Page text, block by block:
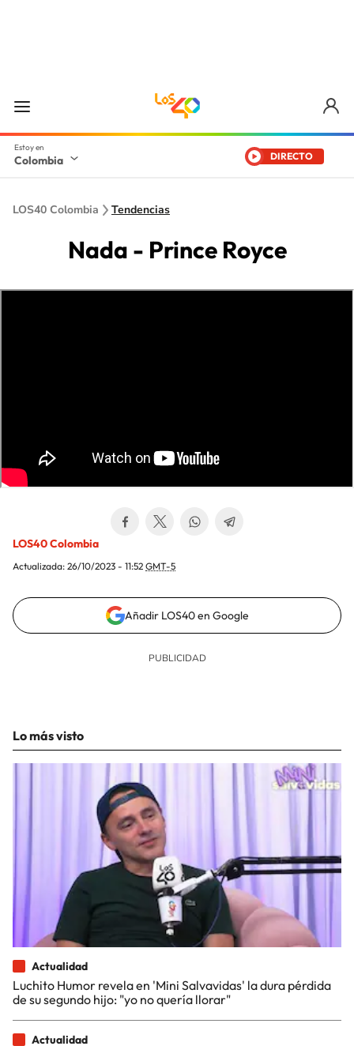
Colombia DIRECTO
LOS40 Colombia Tendencias
Nada - Prince Royce
LOS40 Colombia
Actualizada: 26/10/2023 - 11:52 GMT-5
Añadir LOS40 en Google
Lo más visto
Actualidad
Luchito Humor revela en 'Mini Salvavidas' la dura pérdida
de su segundo hijo: "yo no quería llorar"
Actualidad